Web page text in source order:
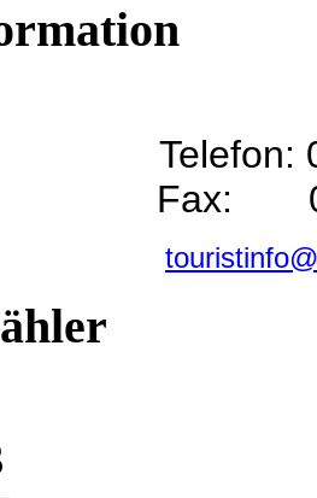
Telefon:
Fax: